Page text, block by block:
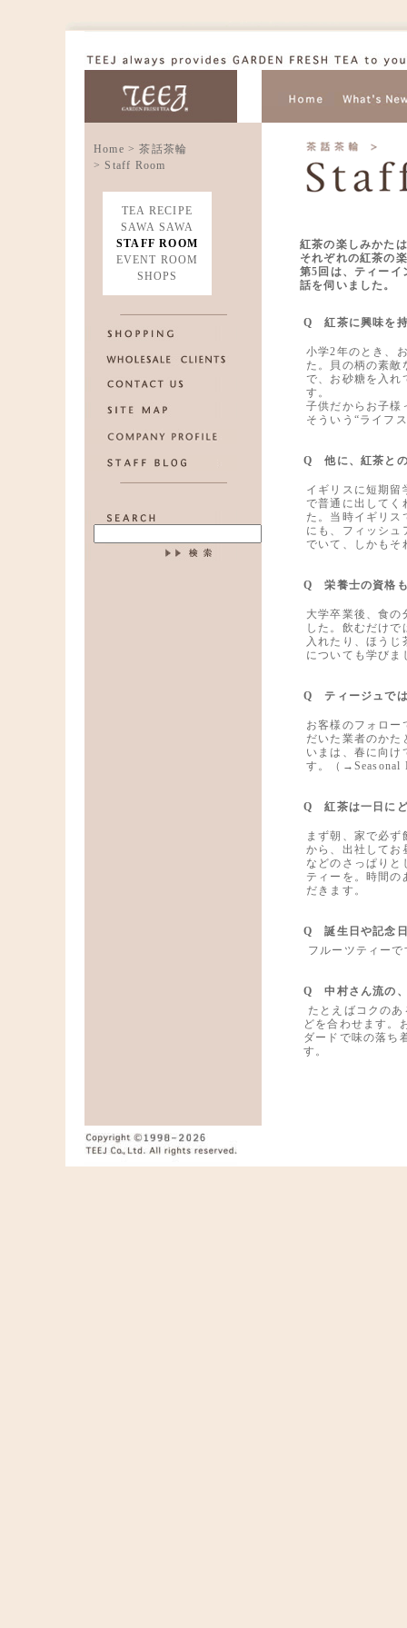
Home > 茶話茶輪
> Staff Room
TEA RECIPE
SAWA SAWA
STAFF ROOM
EVENT ROOM
SHOPS
紅茶の楽しみかた
それぞれの紅茶の
第5回は、ティーイ
話を伺いました。
Q 紅茶に興味を
小学2年のとき、
た。貝の柄の素
で、お砂糖を入れ
す。
子供だからお子様
そういう“ライフ
Q 他に、紅茶との
イギリスに短期留
で普通に出してく
た。当時イギリス
にも、フィッシュ
でいて、しかもそ
Q 栄養士の資格
大学卒業後、食の
した。飲むだけ
入れたり、ほう
についても学びま
Q ティージュで
お客様のフォロー
だいた業者のかた
いまは、春に向け
す。（→Seasonal
Q 紅茶は一日に
まず朝、家で必
から、出社してお
などのさっぱりと
ティーを。時間の
だきます。
Q 誕生日や記念日
フルーツティー
Q 中村さん流の、
たとえばコクの
どを合わせます。
ダードで味の落ち
す。